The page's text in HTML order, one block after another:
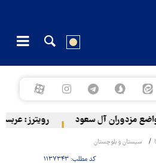
مزدوران آل سعود رویترز: عربستان ۸۶ درصد از موشک‌های پاتریوت خود را استفاده کرده است
سیستان و بلوچستان
کد مطلب: ۱۱۳۷۳۴۳